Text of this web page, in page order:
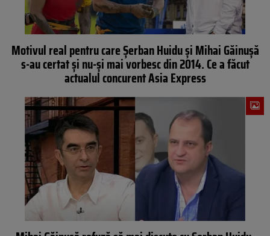
Motivul real pentru care Șerban Huidu și Mihai Găinușă
s-au certat și nu-și mai vorbesc din 2014. Ce a făcut
actualul concurent Asia Express